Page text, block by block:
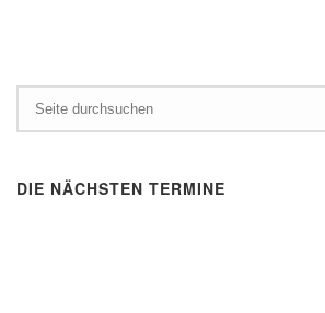
DIE NÄCHSTEN TERMINE